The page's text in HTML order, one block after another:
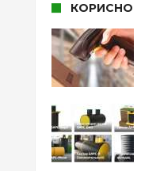
КОРИСНО